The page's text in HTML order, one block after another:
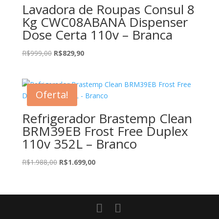
Lavadora de Roupas Consul 8
Kg CWC08ABANA Dispenser
Dose Certa 110v – Branca
R$999,00 O
era:
R$999,00.
R$829,90O
é:
R$829,90.
Oferta!
Refrigerador Brastemp Clean
BRM39EB Frost Free Duplex
110v 352L – Branco
R$1.988,00 O
era:
R$1.699,00O
é:
R$1.699,00.